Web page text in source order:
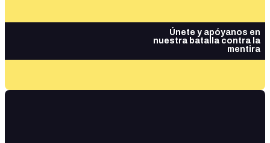
Únete y apóyanos en
nuestra batalla contra la
mentira